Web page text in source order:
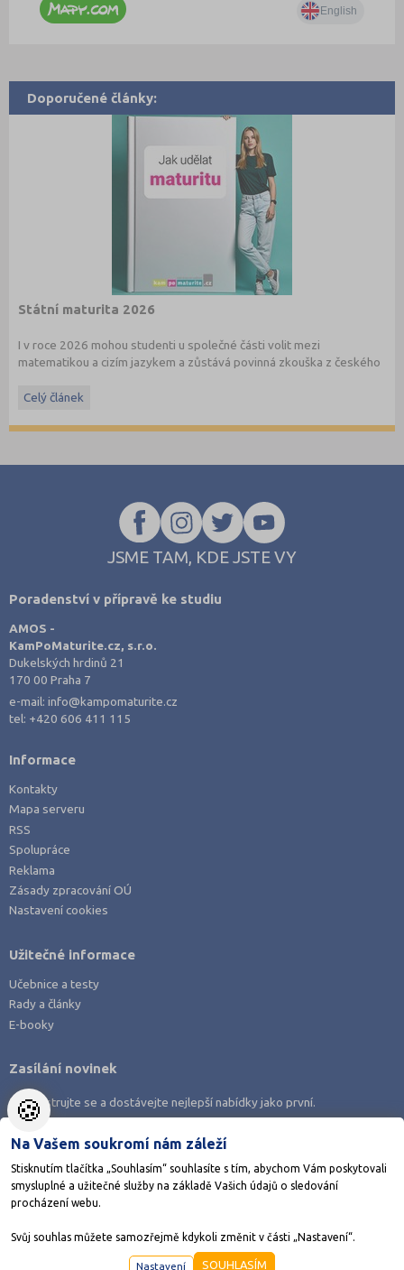
Doporučené články:
Státní maturita 2026
I v roce 2026 mohou studenti u společné části volit mezi
matematikou a cizím jazykem a zůstává povinná zkouška z českého
informacemi.
Celý článek
JSME TAM, KDE JSTE VY
Poradenství v přípravě ke studiu
AMOS -
KamPoMaturite.cz, s.r.o.
Dukelských hrdinů 21
170 00 Praha 7
e-mail:info@kampomaturite.cz
tel: +420 606 411 115
Informace
Kontakty
Mapa serveru
RSS
Spolupráce
Reklama
Zásady zpracování OÚ
Nastavení cookies
Stáhněte si aplikaci Adresář škol
Užitečné informace
Učebnice a testy
Rady a články
E-booky
Zasílání novinek
Zaregistrujte se a dostávejte nejlepší nabídky jako první.
AMOS KamPoMaturite.cz, s.r.o., stránky vytvořilo
🍪
Na Vašem soukromí nám záleží
Stisknutím tlačítka „Souhlasím“ souhlasíte s tím, abychom Vám poskytovali
smysluplné a užitečné služby na základě Vašich údajů o sledování
procházení webu.
Svůj souhlas můžete samozřejmě kdykoli změnit v části „Nastavení“.
Nastavení SOUHLASÍM